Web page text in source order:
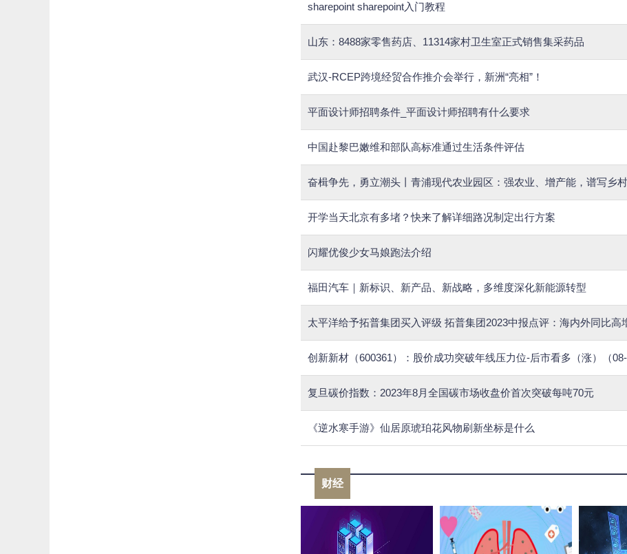
sharepoint sharepoint入门教程
山东：8488家零售药店、11314家村卫生室正式销售集采药品
武汉-RCEP跨境经贸合作推介会举行，新洲“亮相”！
平面设计师招聘条件_平面设计师招聘有什么要求
中国赴黎巴嫩维和部队高标准通过生活条件评估
奋楫争先，勇立潮头丨青浦现代农业园区：强农业、增产能，谱写乡
开学当天北京有多堵？快来了解详细路况制定出行方案
闪耀优俊少女马娘跑法介绍
福田汽车｜新标识、新产品、新战略，多维度深化新能源转型
太平洋给予拓普集团买入评级 拓普集团2023中报点评：海内外同比高
创新新材（600361）：股价成功突破年线压力位-后市看多（涨）（08-
复旦碳价指数：2023年8月全国碳市场收盘价首次突破每吨70元
《逆水寒手游》仙居原琥珀花风物刷新坐标是什么
财经